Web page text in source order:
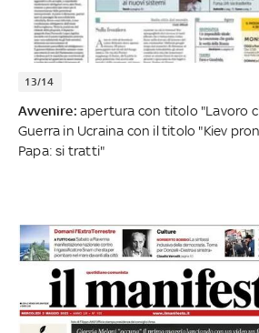
13/14
Avvenire: apertura con titolo "Lavoro
Guerra in Ucraina con il titolo "Kiev
Papa: si tratti"